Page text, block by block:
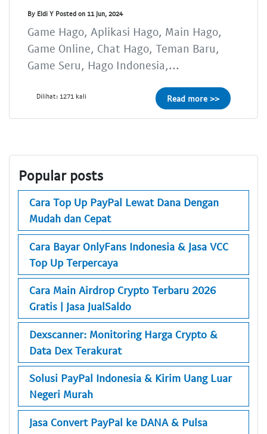
By Eldi Y Posted on 11 Jun, 2024
Game Hago, Aplikasi Hago, Main Hago,
Game Online, Chat Hago, Teman Baru,
Game Seru, Hago Indonesia,...
Dilihat: 1271 kali Read more >>
Popular posts
Cara Top Up PayPal Lewat Dana Dengan
Mudah dan Cepat
Cara Bayar OnlyFans Indonesia & Jasa VCC
Top Up Terpercaya
Cara Main Airdrop Crypto Terbaru 2026
Gratis | Jasa JualSaldo
Dexscanner: Monitoring Harga Crypto &
Data Dex Terakurat
Solusi PayPal Indonesia & Kirim Uang Luar
Negeri Murah
Jasa Convert PayPal ke DANA & Pulsa